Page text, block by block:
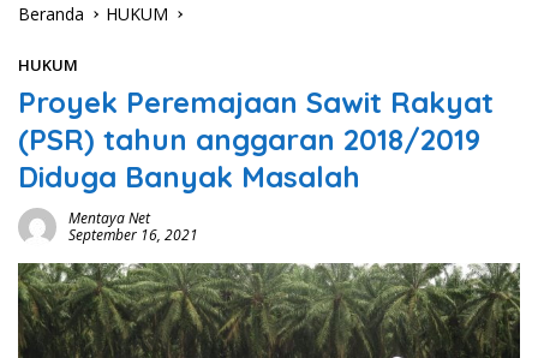
Beranda HUKUM
HUKUM
Proyek Peremajaan Sawit Rakyat
(PSR) tahun anggaran 2018/2019
Diduga Banyak Masalah
Mentaya Net
September 16, 2021